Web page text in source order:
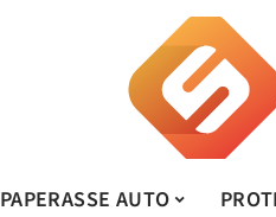
PAPERASSE AUTO